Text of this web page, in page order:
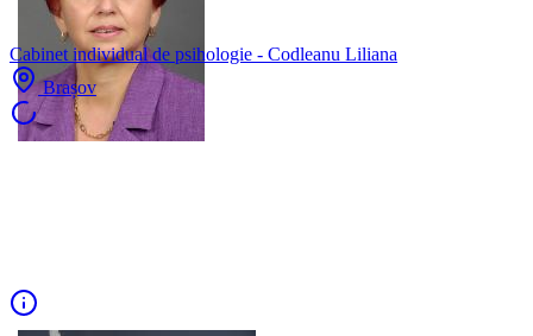
Cabinet individual de psihologie - Codleanu Liliana
Brașov